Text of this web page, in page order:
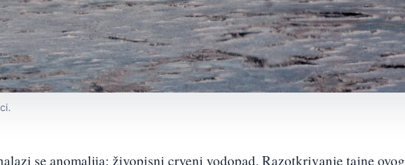
se anomalija: živopisni crveni vodopad. Razotkrivanje tajne ovog